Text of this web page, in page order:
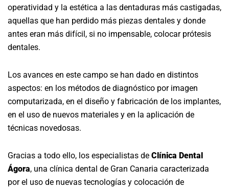
operatividad y la estética a las dentaduras más castigadas,
aquellas que han perdido más piezas dentales y donde
antes eran más difícil, si no impensable, colocar prótesis
dentales.
Los avances en este campo se han dado en distintos
aspectos: en los métodos de diagnóstico por imagen
computarizada, en el diseño y fabricación de los implantes,
en el uso de nuevos materiales y en la aplicación de
técnicas novedosas.
Gracias a todo ello, los especialistas de Clínica Dental
Ágora, una clínica dental de Gran Canaria caracterizada
por el uso de nuevas tecnologías y colocación de